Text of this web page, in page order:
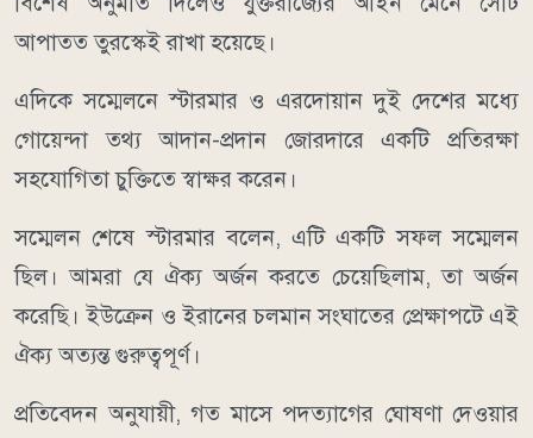
আপাতত তুরস্কেই রাখা হয়েছে।
এদিকে সম্মেলনে স্টারমার ও এরদোয়ান দুই দেশের মধ্যে
গোয়েন্দা তথ্য আদান-প্রদান জোরদারে একটি প্রতিরক্ষা
সহযোগিতা চুক্তিতে স্বাক্ষর করেন।
সম্মেলন শেষে স্টারমার বলেন, এটি একটি সফল সম্মেলন
ছিল। আমরা যে ঐক্য অর্জন করতে চেয়েছিলাম, তা অর্জন
করেছি। ইউক্রেন ও ইরানের চলমান সংঘাতের প্রেক্ষাপটে এই
ঐক্য অত্যন্ত গুরুত্বপূর্ণ।
প্রতিবেদন অনুযায়ী, গত মাসে পদত্যাগের ঘোষণা দেওয়ার